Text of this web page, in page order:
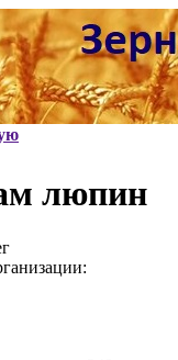
люпин